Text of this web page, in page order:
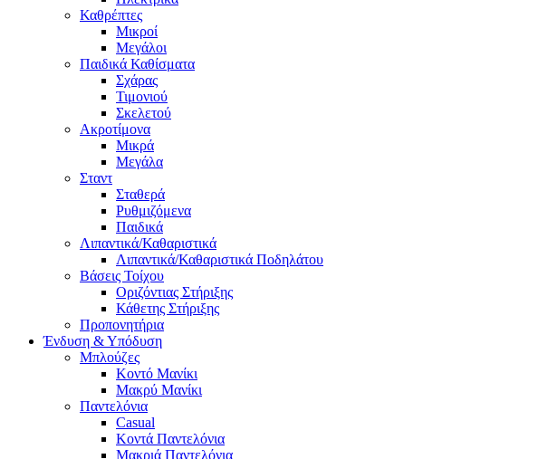
Καθρέπτες
Μικροί
Μεγάλοι
Παιδικά Καθίσματα
Σχάρας
Τιμονιού
Σκελετού
Ακροτίμονα
Μικρά
Μεγάλα
Σταντ
Σταθερά
Ρυθμιζόμενα
Παιδικά
Λιπαντικά/Καθαριστικά
Λιπαντικά/Καθαριστικά Ποδηλάτου
Βάσεις Τοίχου
Οριζόντιας Στήριξης
Κάθετης Στήριξης
Προπονητήρια
Ένδυση & Υπόδυση
Μπλούζες
Κοντό Μανίκι
Μακρύ Μανίκι
Παντελόνια
Casual
Κοντά Παντελόνια
Μακριά Παντελόνια